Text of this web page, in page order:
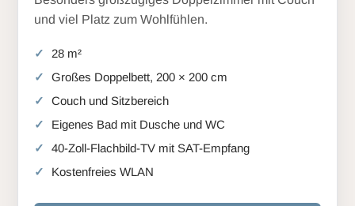
und viel Platz zum Wohlfühlen.
28 m²
Großes Doppelbett, 200 × 200 cm
Couch und Sitzbereich
Eigenes Bad mit Dusche und WC
40-Zoll-Flachbild-TV mit SAT-Empfang
Kostenfreies WLAN